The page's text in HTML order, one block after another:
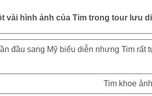
vài hình ảnh của Tim trong tour lưu
đầu sang Mỹ biểu diễn nhưng Tim